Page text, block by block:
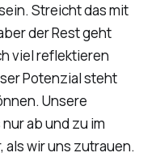
Streicht das mit
der Rest geht
viel reflektieren
Potenzial steht
Unsere
ab und zu im
als wir uns zutrauen.